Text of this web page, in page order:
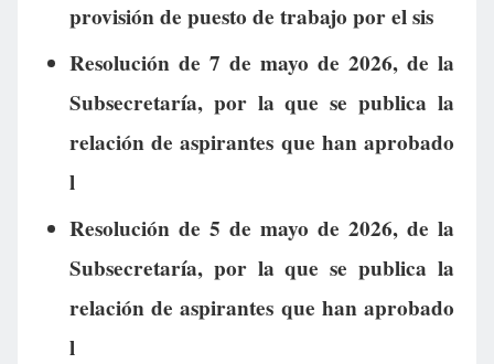
provisión de puesto de trabajo por el sis
Resolución de 7 de mayo de 2026, de la
Subsecretaría, por la que se publica la
relación de aspirantes que han aprobado
l
Resolución de 5 de mayo de 2026, de la
Subsecretaría, por la que se publica la
relación de aspirantes que han aprobado
l